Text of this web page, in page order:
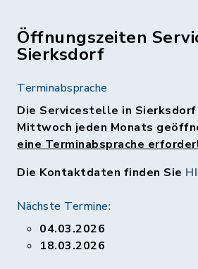
Öffnungszeiten
Sierksdorf
Terminabsprache
Die Servicestelle in Sierksdorf
Mittwoch jeden Monats
eine Terminabsprache
Die Kontaktdaten finden Sie
Nächste Termine:
04.03.2026
18.03.2026